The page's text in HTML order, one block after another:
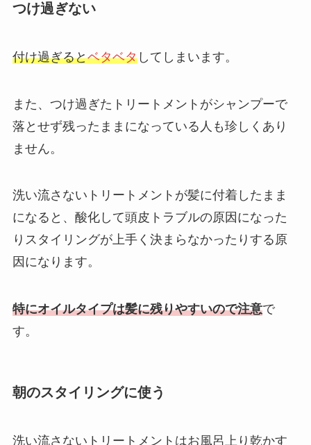
つけ過ぎない
付け過ぎるとベタベタしてしまいます。
また、つけ過ぎたトリートメントがシャンプーで
落とせず残ったままになっている人も珍しくあり
ません。
洗い流さないトリートメントが髪に付着したまま
になると、酸化して頭皮トラブルの原因になった
りスタイリングが上手く決まらなかったりする原
因になります。
特にオイルタイプは髪に残りやすいので注意で
す。
朝のスタイリングに使う
洗い流さないトリートメントはお風呂上り乾かす